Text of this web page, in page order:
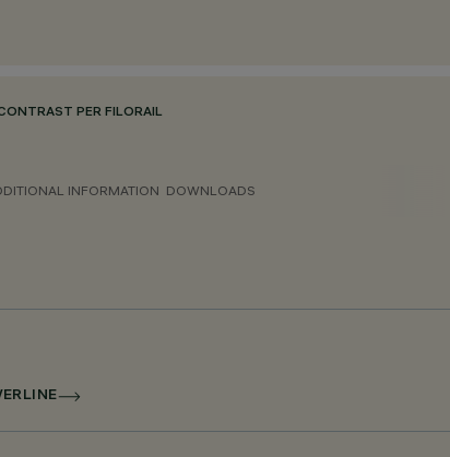
PER FILORAIL
INFORMATION DOWNLOADS